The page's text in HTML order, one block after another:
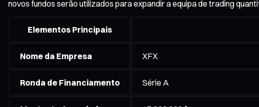
novos fundos serão utilizados para expandir a equipa de trading
Elementos Principais
Nome da Empresa XFX
Ronda de Financiamento Série A